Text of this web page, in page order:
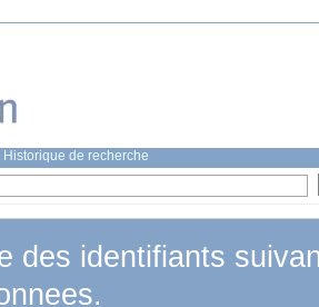
Historique de recherche
des identifiants